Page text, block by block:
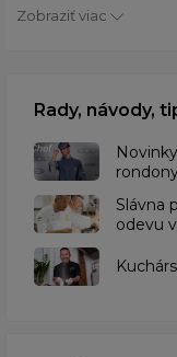
Zobraziť viac
Rady, návody,
Slávna
odevu